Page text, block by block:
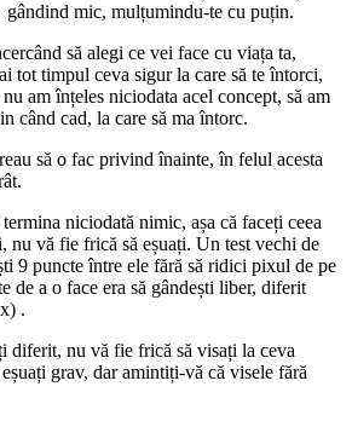
gândind mic, mulțumindu-te cu puțin.
să alegi ce vei face cu viața ta,
tot timpul ceva sigur la care să te întorci,
am înțeles niciodata acel concept, să am
când cad, la care să ma întorc.
să o fac privind înainte, în felul acesta
niciodată nimic, așa că faceți ceea
nu vă fie frică să eșuați. Un test vechi de
9 puncte între ele fără să ridici pixul de pe
de a o face era să gândești liber, diferit
.
diferit, nu vă fie frică să visați la ceva
grav, dar amintiți-vă că visele fără